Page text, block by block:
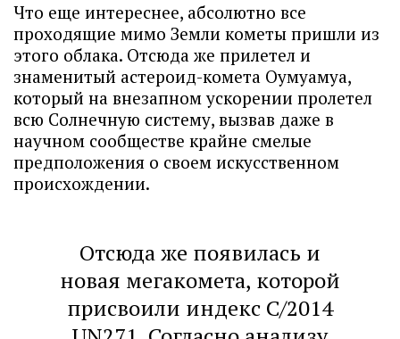
Что еще интереснее, абсолютно все
проходящие мимо Земли кометы пришли из
этого облака. Отсюда же прилетел и
знаменитый астероид-комета Оумуамуа,
который на внезапном ускорении пролетел
всю Солнечную систему, вызвав даже в
научном сообществе крайне смелые
предположения о своем искусственном
происхождении.
Отсюда же появилась и
новая мегакомета, которой
присвоили индекс C/2014